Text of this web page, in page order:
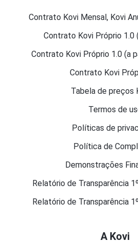
Contrato Kovi Mensal, Kovi
Contrato Kovi Próprio 1.0
Contrato Kovi Próprio 1.0 (a
Contrato Kovi
Tabela de preços
Termos de
Políticas de
Política de
Demonstrações
Relatório de Transparência
Relatório de Transparência
A Kovi